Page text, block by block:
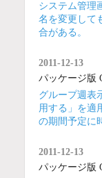
システム管理
名を変更して
合がある。
2011-12-13
パッケージ版
グループ週表
用する」を適
の期間予定に
2011-12-13
パッケージ版